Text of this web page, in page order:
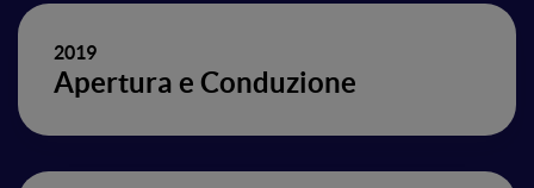
2019
Apertura e Conduzione